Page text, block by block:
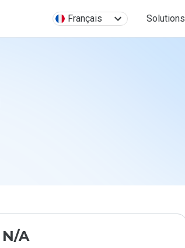
Français Solutions
N/A